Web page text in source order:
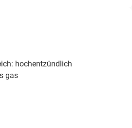
hochentzündlich
gas